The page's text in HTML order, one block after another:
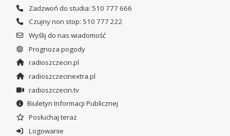
Zadzwoń do studia: 510 777 666
Czujny non stop: 510 777 222
Wyślij do nas wiadomość
Prognoza pogody
radioszczecin.pl
radioszczecinextra.pl
radioszczecin.tv
Biuletyn Informacji Publicznej
Posłuchaj teraz
Logowanie